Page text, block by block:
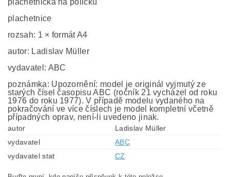
plachetnička na poličku
plachetnice
rozsah: 1 × formát A4
autor: Ladislav Müller
vydavatel: ABC
poznámka: Upozornění: model je originál vyjmutý ze
starých čísel časopisu ABC (ročník 21 vycházel od roku
1976 do roku 1977). V případě modelu vydaného na
pokračování ve více číslech je model kompletní včetně
případných oprav, není-li uvedeno jinak.
autor
Ladislav Müller
vydavatel
ABC
vydavatel stat
CZ